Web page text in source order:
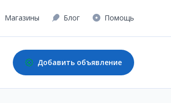
Магазины Блог Помощь
Добавить объявление